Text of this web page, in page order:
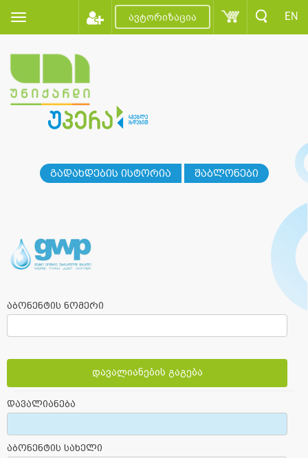
ავტორიზაცია EN
გადახდების ისტორია შაბლონები
აბონენტის ნომერი
დავალიანების გაგება
დავალიანება
აბონენტის სახელი